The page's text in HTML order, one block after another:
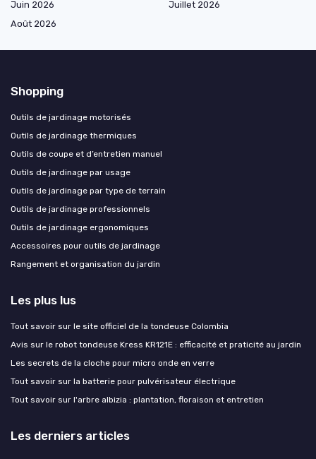
Juin 2026
Juillet 2026
Août 2026
Shopping
Outils de jardinage motorisés
Outils de jardinage thermiques
Outils de coupe et d’entretien manuel
Outils de jardinage par usage
Outils de jardinage par type de terrain
Outils de jardinage professionnels
Outils de jardinage ergonomiques
Accessoires pour outils de jardinage
Rangement et organisation du jardin
Les plus lus
Tout savoir sur le site officiel de la tondeuse Colombia
Avis sur le robot tondeuse Kress KR121E : efficacité et praticité au jardin
Les secrets de la cloche pour micro onde en verre
Tout savoir sur la batterie pour pulvérisateur électrique
Tout savoir sur l'arbre albizia : plantation, floraison et entretien
Les derniers articles